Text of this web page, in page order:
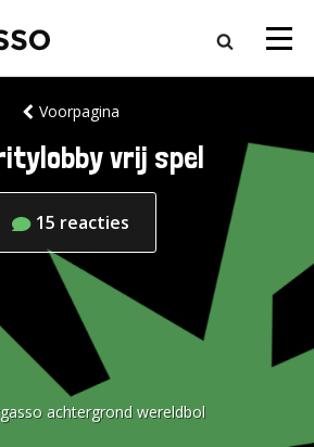
Voorpagina
vrij spel
15 reacties
achtergrond wereldbol